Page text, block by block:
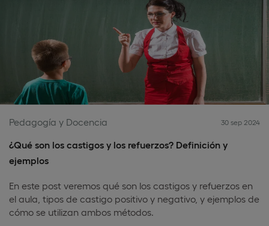
Pedagogía y Docencia 30 sep 2024
¿Qué son los castigos y los refuerzos? Definición y
ejemplos
En este post veremos qué son los castigos y refuerzos en
el aula, tipos de castigo positivo y negativo, y ejemplos de
cómo se utilizan ambos métodos.